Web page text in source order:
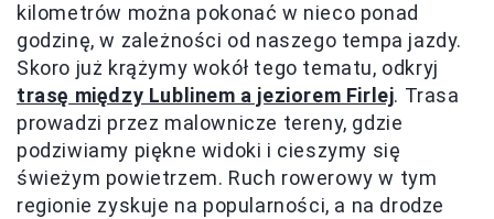
kilometrów można pokonać w nieco ponad
godzinę, w zależności od naszego tempa jazdy.
Skoro już krążymy wokół tego tematu, odkryj
trasę między Lublinem a jeziorem Firlej. Trasa
prowadzi przez malownicze tereny, gdzie
podziwiamy piękne widoki i cieszymy się
świeżym powietrzem. Ruch rowerowy w tym
regionie zyskuje na popularności, a na drodze